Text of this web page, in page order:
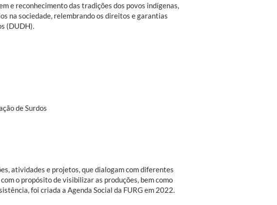
e reconhecimento das tradições dos povos indígenas,
na sociedade, relembrando os direitos e garantias
(DUDH).
de Surdos
atividades e projetos, que dialogam com diferentes
o propósito de visibilizar as produções, bem como
foi criada a Agenda Social da FURG em 2022.